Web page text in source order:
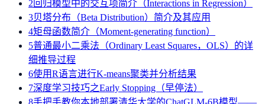
2回归模型中的交互项简介（Interactions in Regression）
3贝塔分布（Beta Distribution）简介及其应用
4矩母函数简介（Moment-generating function）
5普通最小二乘法（Ordinary Least Squares，OLS）的详
细推导过程
6使用R语言进行K-means聚类并分析结果
7深度学习技巧之Early Stopping（早停法）